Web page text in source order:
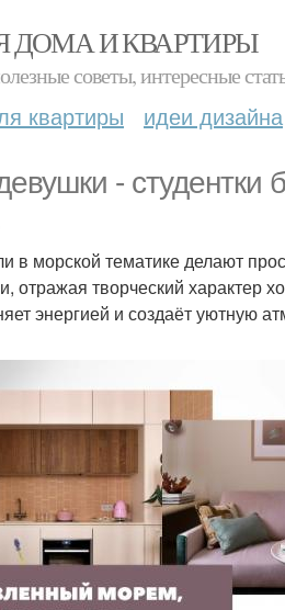
ДОМА И КВАРТИРЫ
советы, интересные
квартиры идеи дизайна
- студентки
в морской тематике делают
отражая творческий характер
энергией и создаёт уютную